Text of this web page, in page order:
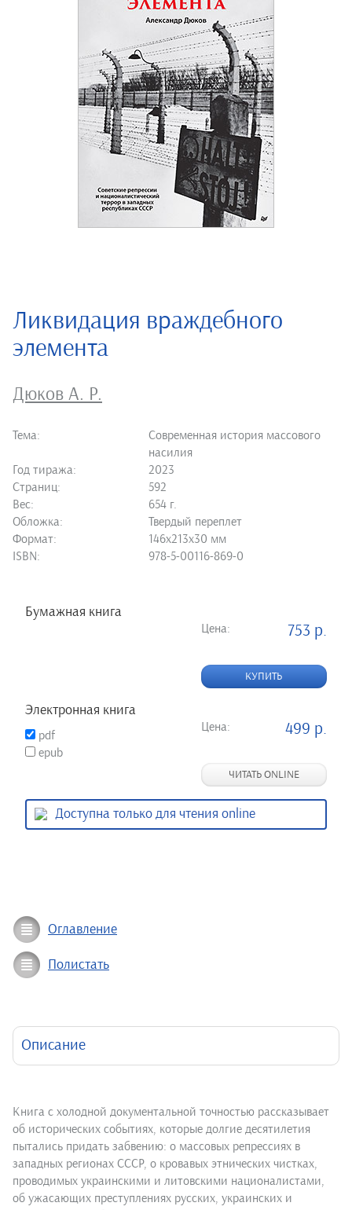
Ликвидация враждебного
элемента
Дюков А. Р.
Тема:
Современная история массового
насилия
Год тиража:
2023
Страниц:
592
Вес:
654 г.
Обложка:
Твердый переплет
Формат:
146х213х30 мм
ISBN:
978-5-00116-869-0
Бумажная книга
Цена: 753 р.
КУПИТЬ
Электронная книга
pdf
epub
Цена: 499 р.
ЧИТАТЬ ONLINE
Доступна только для чтения online
Оглавление
Полистать
Описание
Книга с холодной документальной точностью рассказывает
об исторических событиях, которые долгие десятилетия
пытались придать забвению: о массовых репрессиях в
западных регионах СССР, о кровавых этнических чистках,
проводимых украинскими и литовскими националистами,
об ужасающих преступлениях русских, украинских и